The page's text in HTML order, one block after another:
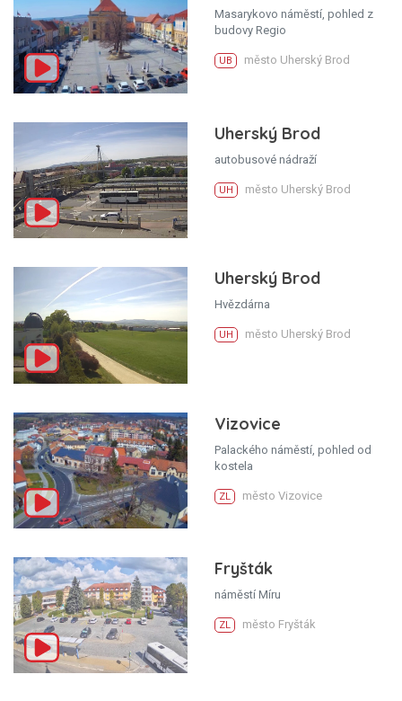
Masarykovo náměstí, pohled z
budovy Regio
UB město Uherský Brod
Uherský Brod
autobusové nádraží
UH město Uherský Brod
Uherský Brod
Hvězdárna
UH město Uherský Brod
Vizovice
Palackého náměstí, pohled od
kostela
ZL město Vizovice
Fryšták
náměstí Míru
ZL město Fryšták